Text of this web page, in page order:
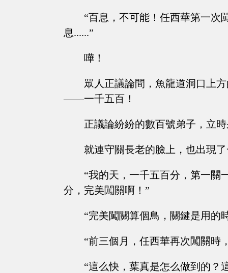
“百息，不可能！任西華第一次
息......”
嘩！
眾人正議論間，魚龍道洞口上
——一千五百！
正議論紛紛的數百號弟子，立
就連守關長老的臉上，也出現
“我的天，一千五百分，第一關
分，完美闖關啊！”
“完美闖關算個鳥，關鍵是用的
“前三個月，任西華再次闖關時
“這么快，葉真是怎么做到的？